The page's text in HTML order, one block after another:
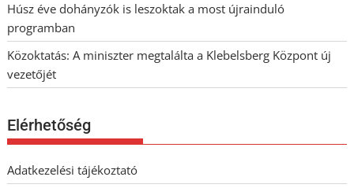
Húsz éve dohányzók is leszoktak a most újrainduló
programban
Közoktatás: A miniszter megtalálta a Klebelsberg Központ új
vezetőjét
Elérhetőség
Adatkezelési tájékoztató